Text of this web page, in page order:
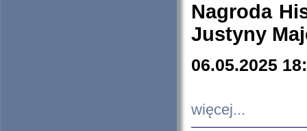
Nagroda
Justyny
06.05.2025
więcej...